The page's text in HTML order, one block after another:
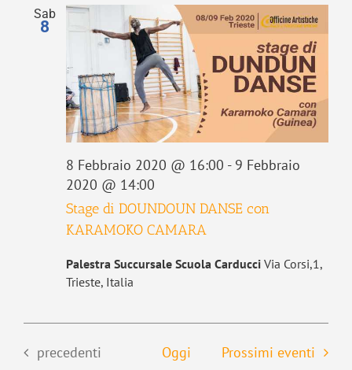
Sab
8
8 Febbraio 2020 @ 16:00 - 9 Febbraio
2020 @ 14:00
Stage di DOUNDOUN DANSE con
KARAMOKO CAMARA
Palestra Succursale Scuola Carducci Via Corsi,1,
Trieste, Italia
Eventi
precedenti Oggi Prossimi eventi